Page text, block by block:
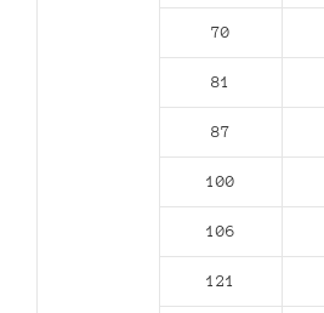
70
81
87
100
106
121